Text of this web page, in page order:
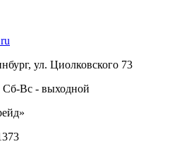
ул. Циолковского 73
Вс - выходной